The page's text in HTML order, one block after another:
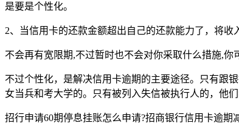
是要是个性化。
2、当信用卡的还款金额超出自己的还款能力了，将
不会再有宽限期,不过暂时也不会对你采取什么措施,你
不过个性化，是解决信用卡逾期的主要途径。只有跟
女当兵和考大学的。只有被列入失信被执行人的，他
招行申请60期停息挂账怎么申请?招商银行信用卡逾期